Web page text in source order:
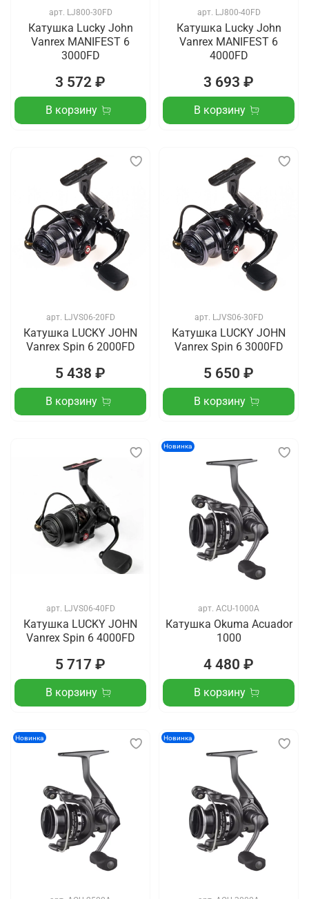
арт. LJ800-30FD
Катушка Lucky John
Vanrex MANIFEST 6
3000FD
3 572 ₽
В корзину
арт. LJ800-40FD
Катушка Lucky John
Vanrex MANIFEST 6
4000FD
3 693 ₽
В корзину
арт. LJVS06-20FD
Катушка LUCKY JOHN
Vanrex Spin 6 2000FD
5 438 ₽
В корзину
арт. LJVS06-30FD
Катушка LUCKY JOHN
Vanrex Spin 6 3000FD
5 650 ₽
В корзину
арт. LJVS06-40FD
Катушка LUCKY JOHN
Vanrex Spin 6 4000FD
5 717 ₽
В корзину
Новинка
арт. ACU-1000A
Катушка Okuma Acuador
1000
4 480 ₽
В корзину
Новинка Новинка